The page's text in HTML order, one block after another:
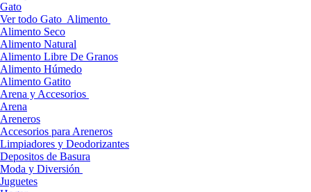
Gato
Ver todo Gato Alimento
Alimento Seco
Alimento Natural
Alimento Libre De Granos
Alimento Húmedo
Alimento Gatito
Arena y Accesorios
Arena
Areneros
Accesorios para Areneros
Limpiadores y Deodorizantes
Depositos de Basura
Moda y Diversión
Juguetes